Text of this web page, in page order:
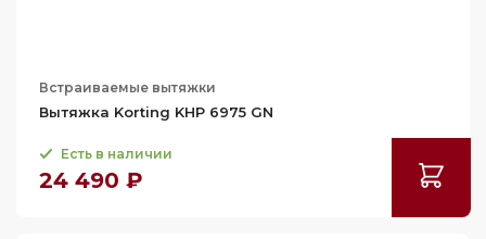
106.5
107.5
Встраиваемые вытяжки
Вытяжка Korting KHP 6975 GN
Есть в наличии
24 490 ₽